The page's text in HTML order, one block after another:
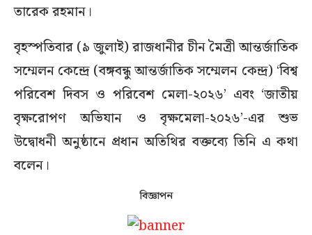
তারেক রহমান।
বৃহস্পতিবার (৯ জুলাই) রাজধানীর চীন মৈত্রী আন্তর্জাতিক
সম্মেলন কেন্দ্রে (বঙ্গবন্ধু আন্তর্জাতিক সম্মেলন কেন্দ্র) ‘বিশ্ব
পরিবেশ দিবস ও পরিবেশ মেলা-২০২৬’ এবং ‘জাতীয়
বৃক্ষরোপণ অভিযান ও বৃক্ষমেলা-২০২৬’-এর শুভ
উদ্বোধনী অনুষ্ঠানে প্রধান অতিথির বক্তব্যে তিনি এ কথা
বলেন।
বিজ্ঞাপন